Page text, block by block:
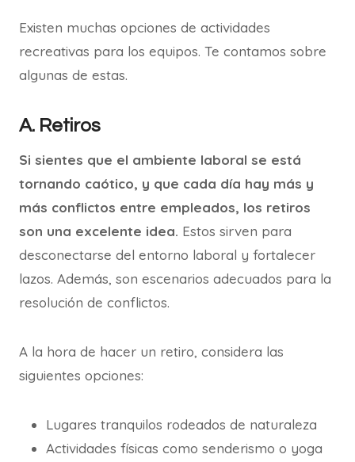
Existen muchas opciones de actividades
recreativas para los equipos. Te contamos sobre
algunas de estas.
A. Retiros
Si sientes que el ambiente laboral se está
tornando caótico, y que cada día hay más y
más conflictos entre empleados, los retiros
son una excelente idea. Estos sirven para
desconectarse del entorno laboral y fortalecer
lazos. Además, son escenarios adecuados para la
resolución de conflictos.
A la hora de hacer un retiro, considera las
siguientes opciones:
Lugares tranquilos rodeados de naturaleza
Actividades físicas como senderismo o yoga